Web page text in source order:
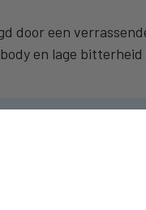
door een
en lage
verzamelconcept.